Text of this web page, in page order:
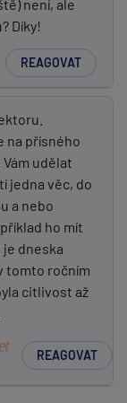
není, ale
Díky!
REAGOVAT
na přísného
udělat
jedna věc, do
a nebo
ho mít
dneska
tomto ročním
citlivost až
REAGOVAT